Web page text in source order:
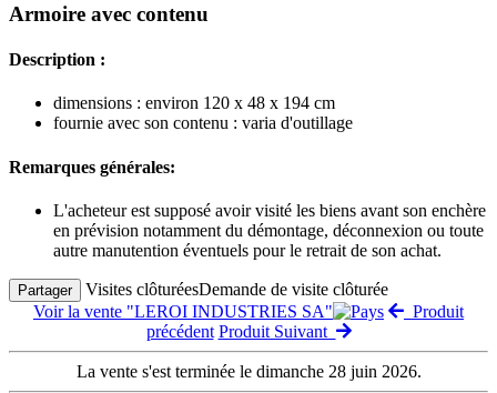
Armoire avec contenu
Description :
dimensions : environ 120 x 48 x 194 cm
fournie avec son contenu : varia d'outillage
Remarques générales:
L'acheteur est supposé avoir visité les biens avant son enchère
en prévision notamment du démontage, déconnexion ou toute
autre manutention éventuels pour le retrait de son achat.
Partager Visites clôturéesDemande de visite clôturée
Voir la vente "LEROI INDUSTRIES SA"
Produit
précédent Produit Suivant
La vente s'est terminée le dimanche 28 juin 2026.